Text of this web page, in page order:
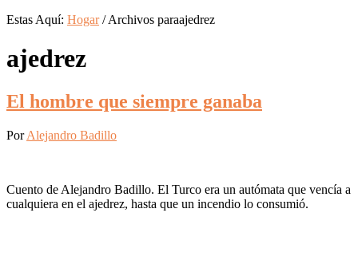
Estas Aquí: Hogar /Archivos paraajedrez
ajedrez
El hombre que siempre ganaba
PorAlejandro Badillo
Cuento de Alejandro Badillo. El Turco era un autómata que vencía a
cualquiera en el ajedrez, hasta que un incendio lo consumió.